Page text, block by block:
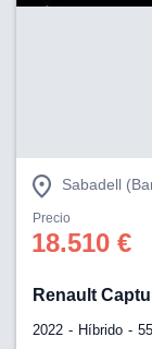
Sabadell
Precio
18.510 €
Renault
2022 Híbrido